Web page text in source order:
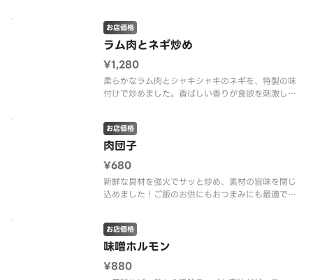
ラム肉とネギ炒め
お店価格
¥1,280
柔らかなラム肉とシャキシャキのネギを、特製の味
付けで炒めました。香ばしい香りが食欲を刺激しま
肉団子
お店価格
¥680
新鮮な具材を強火でサッと炒め、素材の旨味を閉じ
込めました！ご飯のお供にもおつまみにも最適で
味噌ホルモン
お店価格
¥880